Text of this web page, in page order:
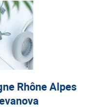
Rhône Alpes